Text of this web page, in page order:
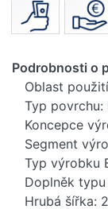
Podrobnosti o
Oblast
Typ povrchu:
Koncepce
Segment
Typ výrobku
Doplněk
Hrubá šířka: